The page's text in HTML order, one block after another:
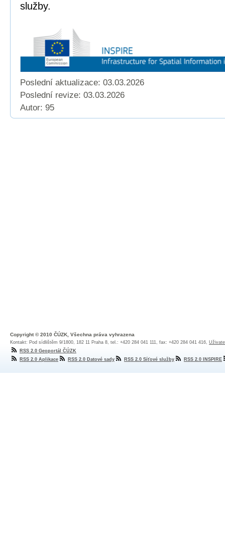
služby.
Poslední aktualizace: 03.03.2026
Poslední revize: 03.03.2026
Autor: 95
Copyright © 2010 ČÚZK, Všechna práva vyhrazena
Kontakt: Pod sídlištěm 9/1800, 182 11 Praha 8, tel.: +420 284 041 111, fax: +420 284 041 416,
RSS 2.0 Geoportál ČÚZK
RSS 2.0 Aplikace
RSS 2.0 Datové sady RSS 2.0 Síťové služby RSS 2.0 INSPIRE